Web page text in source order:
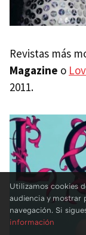
Revistas más
Magazine o
2011.
Utilizamos cookies
audiencia y mostrar
navegación. Si
información